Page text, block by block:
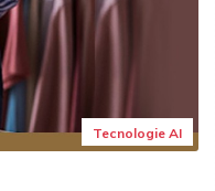
Tecnologie AI